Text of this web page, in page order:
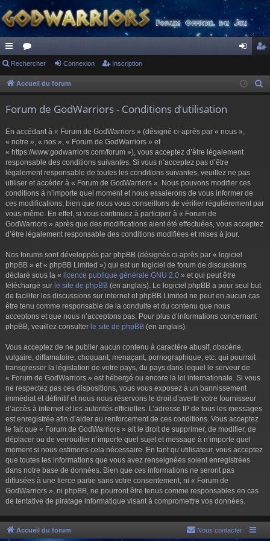
ac
co
s
or
u ne cri
Rechercher Connexion Inscription
Accueil du forum
Forum de GodWarriors - Conditions d’utilisation
En accédant à « Forum de GodWarriors » (désigné ci-après par « nous »,
« notre », « nos », « Forum de GodWarriors » et
« https://www.godwarriors.com/forum »), vous acceptez d’être légalement
responsable des conditions suivantes. Si vous n’acceptez pas d’être
légalement responsable de toutes les conditions suivantes, veuillez ne pas
utiliser et accéder à « Forum de GodWarriors ». Nous pouvons modifier ces
conditions à n’importe quel moment et nous essaierons de vous informer de
ces modifications, bien que nous vous conseillons de vérifier régulièrement par
vous-même. En effet, si vous continuez à participer à « Forum de
GodWarriors » après que des modifications aient été effectuées, vous acceptez
d’être légalement responsable des conditions modifiées et mises à jour.
Nos forums sont développés par phpBB (désignés ci-après par « logiciel
phpBB » et « phpBB Limited ») qui est un logiciel de forum de discussions
déclaré sous la « licence publique générale GNU 2.0 » et qui peut être
téléchargé sur le site de phpBB (en anglais). Le logiciel phpBB a pour seul but
de faciliter les discussions sur internet et phpBB Limited ne peut en aucun cas
être tenu comme responsable de la conduite et du contenu que nous
acceptons et que nous n’acceptons pas. Pour plus d’informations concernant
phpBB, veuillez consulter le site de phpBB (en anglais).
Vous acceptez de ne publier aucun contenu à caractère abusif, obscène,
vulgaire, diffamatoire, choquant, menaçant, pornographique, etc. qui pourrait
transgresser la législation de votre pays, du pays dans lequel le serveur de
« Forum de GodWarriors » est hébergé ou encore la loi internationale. Si vous
ne respectez pas ces dispositions, vous vous exposez à un bannissement
immédiat et définitif et nous nous réservons le droit d’avertir votre fournisseur
d’accès à internet et les autorités officielles. L’adresse IP de tous les messages
est enregistrée afin d’aider au renforcement de ces conditions. Vous acceptez
le fait que « Forum de GodWarriors » ait le droit de supprimer, de modifier, de
déplacer ou de verrouiller n’importe quel sujet et message à n’importe quel
moment si nous estimons cela nécessaire. En tant qu’utilisateur, vous acceptez
que toutes les informations que vous avez renseignées soient enregistrées
dans notre base de données. Bien que ces informations ne seront pas
diffusées à une tierce partie sans votre consentement, ni « Forum de
GodWarriors », ni phpBB, ne pourront être tenus comme responsables en cas
de tentative de piratage informatique visant à compromettre vos données.
Accueil du forum Nous contacter